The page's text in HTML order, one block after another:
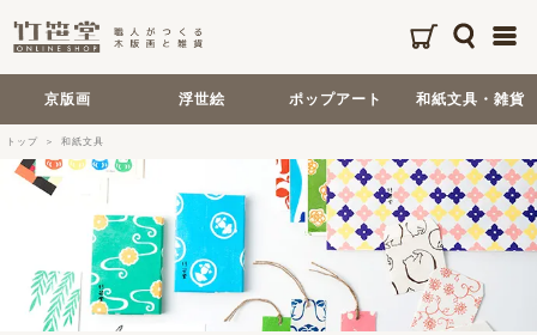
京版画 浮世絵 ポップアート 和紙文具・雑貨
トップ 和紙文具